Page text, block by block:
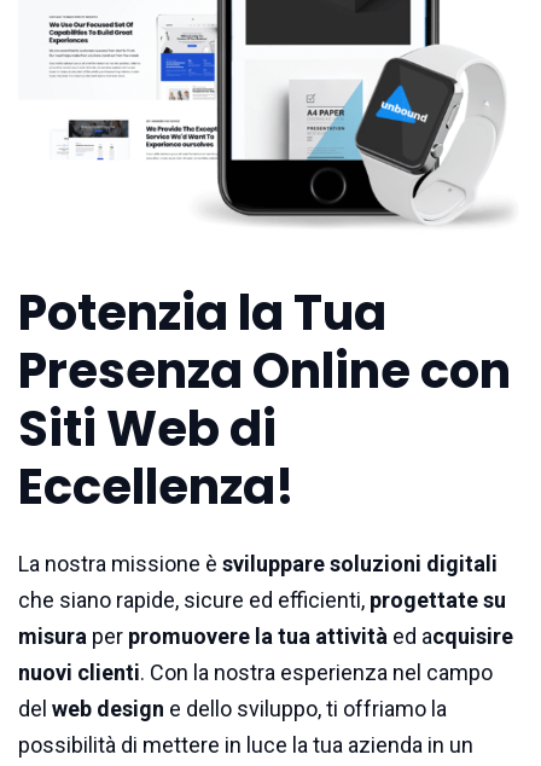
Potenzia la Tua
Presenza Online con
Siti Web di
Eccellenza!
La nostra missione è sviluppare soluzioni digitali
che siano rapide, sicure ed efficienti, progettate su
misura per promuovere la tua attività ed acquisire
nuovi clienti. Con la nostra esperienza nel campo
del web design e dello sviluppo, ti offriamo la
possibilità di mettere in luce la tua azienda in un